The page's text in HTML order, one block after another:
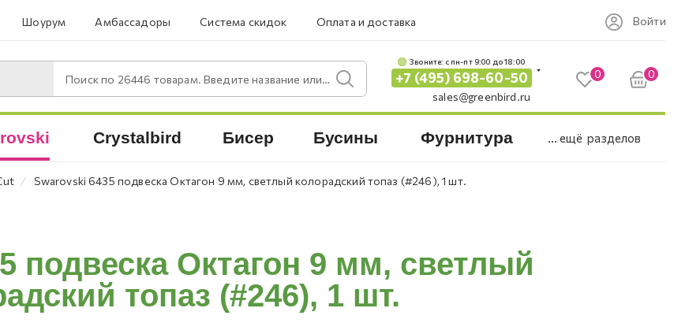
Шоурум Амбассадоры Система скидок Оплата и доставка Войти
Поиск по 26446 товарам. Введите название или артикул.
Звоните: c пн-пт 9:00 до 18:00
+7 (495) 698-60-50
sales@greenbird.ru
0 0
Crystalbird Бисер Бусины Фурнитура ... ещё разделов
⁄ Swarovski 6435 подвеска Октагон 9 мм, светлый колорадский топаз (#246), 1 шт.
подвеска Октагон 9 мм, светлый
топаз (#246), 1 шт.